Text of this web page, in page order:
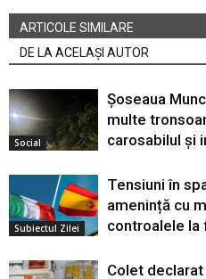
ARTICOLE SIMILARE
DE LA ACELAȘI AUTOR
Social
Șoseaua
multe
carosabilul și
Subiectul Zilei
Tensiuni în
amenință cu
controalele la
Colet